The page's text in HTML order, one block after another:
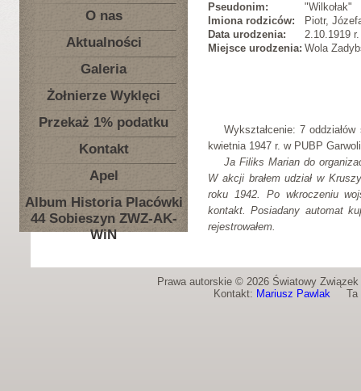
O nas
Aktualności
Galeria
Żołnierze Wyklęci
Przekaż 1% podatku
Kontakt
Apel
Album Historia Placówki
44 Sobieszyn ZWZ-AK-
WiN
Pseudonim:
"Wilkołak"
Imiona rodziców:
Piotr,
Data urodzenia:
2.10.1919 r.
Miejsce urodzenia: Wola
Wykształcenie: 7
kwietnia 1947 r. w PUBP
Ja Filiks Marian do
W akcji brałem udział w
roku 1942. Po wkroczeniu
kontakt. Posiadany automat
rejestrowałem.
Prawa autorskie © 2026 Światowy
Kontakt: Mariusz PawlakTa